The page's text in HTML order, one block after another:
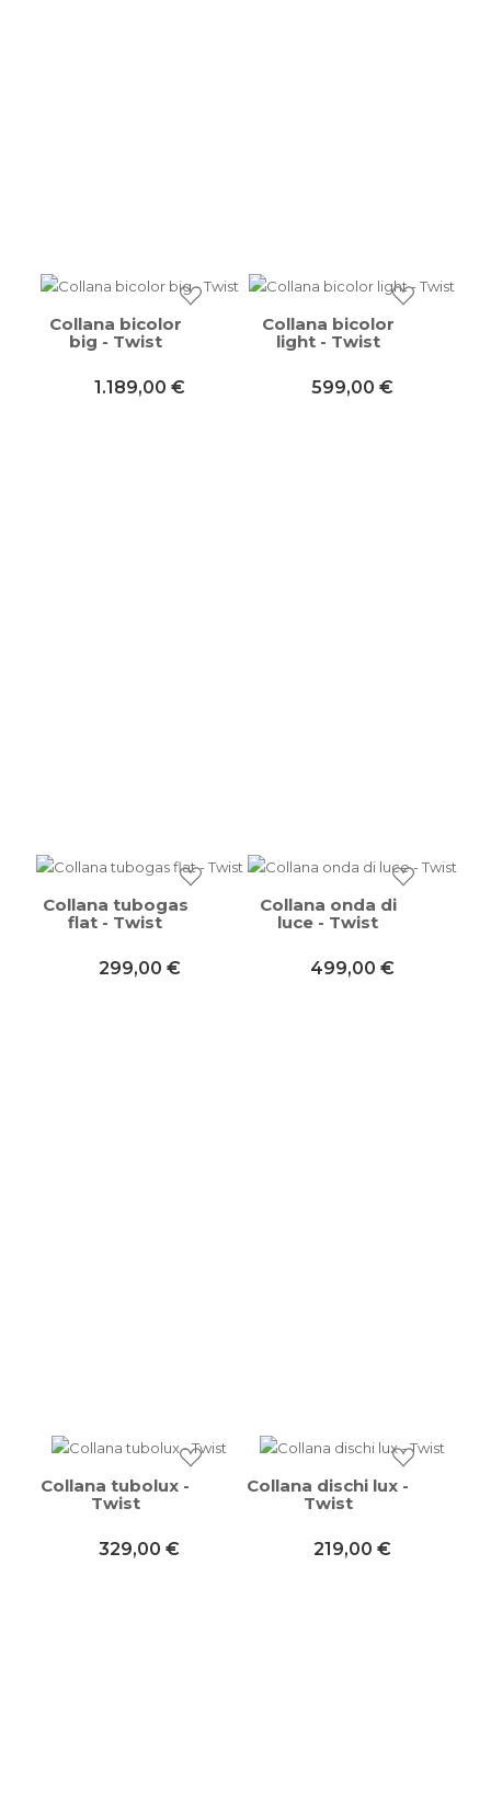
Collana bicolor
big - Twist
1.189,00 €
Collana bicolor
light - Twist
599,00 €
Collana tubogas
flat - Twist
299,00 €
Collana onda di
luce - Twist
499,00 €
Collana tubolux -
Twist
329,00 €
Collana dischi lux -
Twist
219,00 €